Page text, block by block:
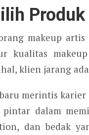
Produk
makeup
kualitas
klien jarang
merintis
dalam
dan bedak